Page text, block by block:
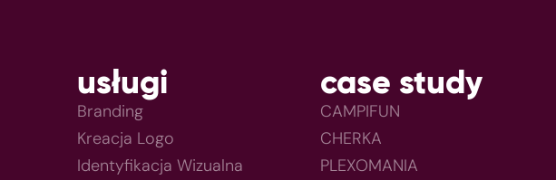
usługi
Branding
Kreacja Logo
Identyfikacja Wizualna
case study
CAMPIFUN
CHERKA
PLEXOMANIA